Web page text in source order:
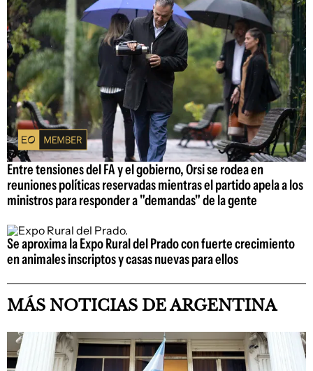
Entre tensiones del FA y el gobierno, Orsi se rodea en
reuniones políticas reservadas mientras el partido apela a los
ministros para responder a "demandas" de la gente
Se aproxima la Expo Rural del Prado con fuerte crecimiento
en animales inscriptos y casas nuevas para ellos
MÁS NOTICIAS DE ARGENTINA